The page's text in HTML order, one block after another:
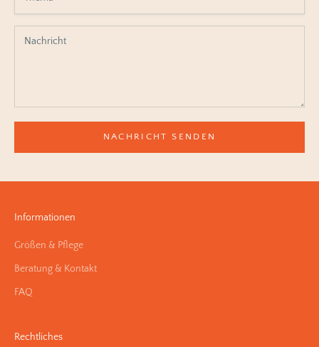
NACHRICHT SENDEN
Informationen
Größen & Pflege
Beratung & Kontakt
FAQ
Rechtliches